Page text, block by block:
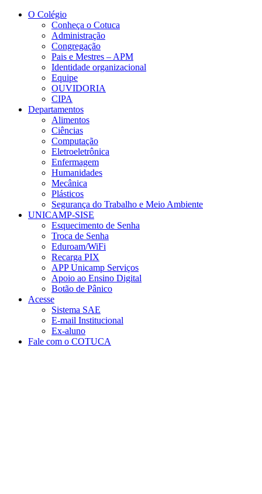
Conteúdo principal
O Colégio
Conheça o Cotuca
Administração
Congregação
Pais e Mestres – APM
Identidade organizacional
Equipe
OUVIDORIA
CIPA
Departamentos
Alimentos
Ciências
Computação
Eletroeletrônica
Enfermagem
Humanidades
Mecânica
Plásticos
Segurança do Trabalho e Meio Ambiente
UNICAMP-SISE
Esquecimento de Senha
Troca de Senha
Eduroam/WiFi
Recarga PIX
APP Unicamp Serviços
Apoio ao Ensino Digital
Botão de Pânico
Acesse
Sistema SAE
E-mail Institucional
Ex-aluno
Fale com o COTUCA